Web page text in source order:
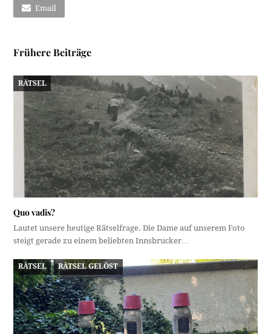
Email
Frühere Beiträge
RÄTSEL
Quo vadis?
Lautet unsere heutige Rätselfrage. Die Dame auf unserem Foto
steigt gerade zu einem beliebten Innsbrucker…
RÄTSEL RÄTSEL GELÖST